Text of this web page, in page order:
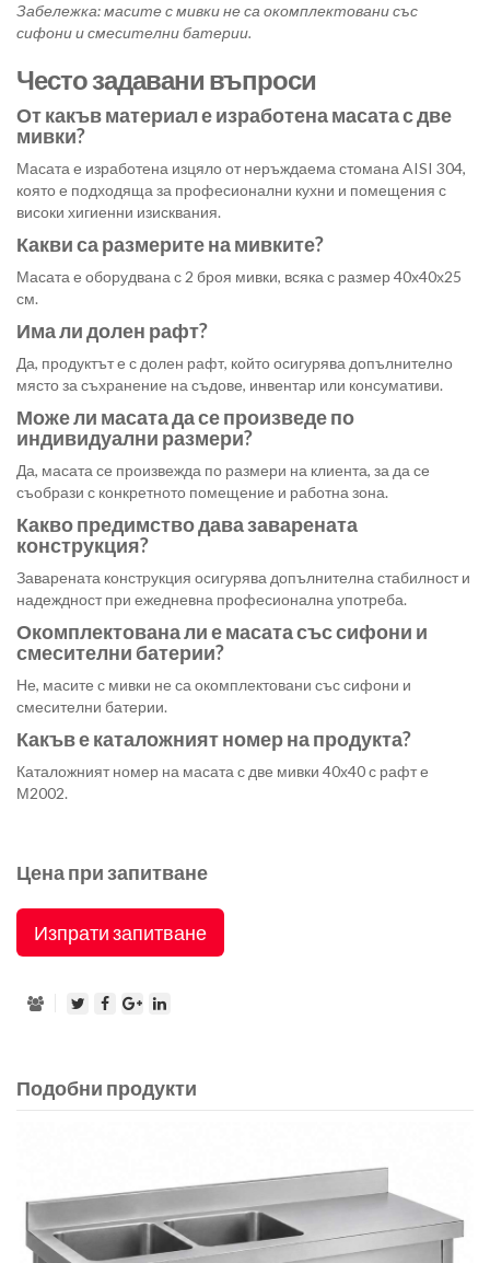
Забележка: масите с мивки не са окомплектовани със
сифони и смесителни батерии.
Често задавани въпроси
От какъв материал е изработена масата с две
мивки?
Масата е изработена изцяло от неръждаема стомана AISI 304,
която е подходяща за професионални кухни и помещения с
високи хигиенни изисквания.
Какви са размерите на мивките?
Масата е оборудвана с 2 броя мивки, всяка с размер 40х40х25
см.
Има ли долен рафт?
Да, продуктът е с долен рафт, който осигурява допълнително
място за съхранение на съдове, инвентар или консумативи.
Може ли масата да се произведе по
индивидуални размери?
Да, масата се произвежда по размери на клиента, за да се
съобрази с конкретното помещение и работна зона.
Какво предимство дава заварената
конструкция?
Заварената конструкция осигурява допълнителна стабилност и
надеждност при ежедневна професионална употреба.
Окомплектована ли е масата със сифони и
смесителни батерии?
Не, масите с мивки не са окомплектовани със сифони и
смесителни батерии.
Какъв е каталожният номер на продукта?
Каталожният номер на масата с две мивки 40х40 с рафт е
М2002.
Цена при запитване
Изпрати запитване
Подобни продукти